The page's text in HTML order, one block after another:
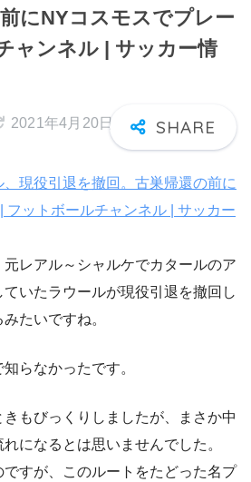
にNYコスモスでプレー
ャンネル | サッカー情
2021年4月20日
現役引退を撤回。古巣帰還の前に
フットボールチャンネル | サッカー
元レアル～シャルケでカタールのア
いたラウールが現役引退を撤回し
たいですね。
らなかったです。
もびっくりしましたが、まさか中
になるとは思いませんでした。
すが、このルートをたどった名プ